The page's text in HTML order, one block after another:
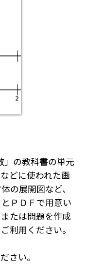
」の教科書の単元
どに使われた画
の展開図など、
ＰＤＦで用意い
たは問題を作成
利用ください。
さい。